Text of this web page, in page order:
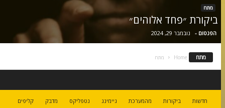
מתח
ביקורת ״פחד אלוהים״
הפנטום נובמבר 29, 2024
מתח Home מתח
חדשות ביקורות מהמערכת גיימינג נטפליקס מדבק
קליפים